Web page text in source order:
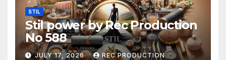
STIL
Stil power by Rec Production
No 588
JULY 17, 2026 REC PRODUCTION